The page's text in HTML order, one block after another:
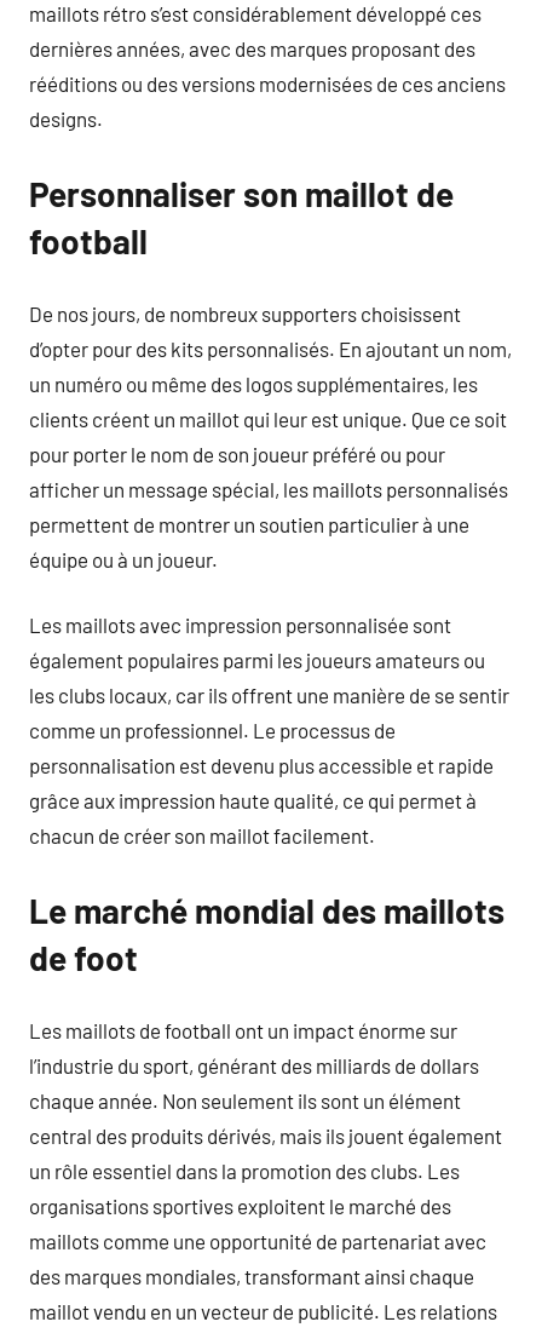
maillots rétro s’est considérablement développé ces
dernières années, avec des marques proposant des
rééditions ou des versions modernisées de ces anciens
designs.
Personnaliser son maillot de
football
De nos jours, de nombreux supporters choisissent
d’opter pour des kits personnalisés. En ajoutant un nom,
un numéro ou même des logos supplémentaires, les
clients créent un maillot qui leur est unique. Que ce soit
pour porter le nom de son joueur préféré ou pour
afficher un message spécial, les maillots personnalisés
permettent de montrer un soutien particulier à une
équipe ou à un joueur.
Les maillots avec impression personnalisée sont
également populaires parmi les joueurs amateurs ou
les clubs locaux, car ils offrent une manière de se sentir
comme un professionnel. Le processus de
personnalisation est devenu plus accessible et rapide
grâce aux impression haute qualité, ce qui permet à
chacun de créer son maillot facilement.
Le marché mondial des maillots
de foot
Les maillots de football ont un impact énorme sur
l’industrie du sport, générant des milliards de dollars
chaque année. Non seulement ils sont un élément
central des produits dérivés, mais ils jouent également
un rôle essentiel dans la promotion des clubs. Les
organisations sportives exploitent le marché des
maillots comme une opportunité de partenariat avec
des marques mondiales, transformant ainsi chaque
maillot vendu en un vecteur de publicité. Les relations